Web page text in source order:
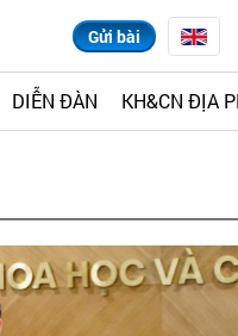
Gửi bài
DIỄN ĐÀN KH&CN ĐỊA